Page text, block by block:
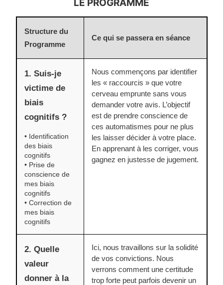
LE PROGRAMME
Structure du
Programme
Ce qui se passera en séance
1. Suis-je
victime de
biais
cognitifs ?
• Identification
des biais
cognitifs
• Prise de
conscience de
mes biais
cognitifs
• Correction de
mes biais
cognitifs
Nous commençons par identifier
les « raccourcis » que votre
cerveau emprunte sans vous
demander votre avis. L’objectif
est de prendre conscience de
ces automatismes pour ne plus
les laisser décider à votre place.
En apprenant à les corriger, vous
gagnez en justesse de jugement.
2. Quelle
valeur
donner à la
Ici, nous travaillons sur la solidité
de vos convictions. Nous
verrons comment une certitude
trop forte peut parfois devenir un